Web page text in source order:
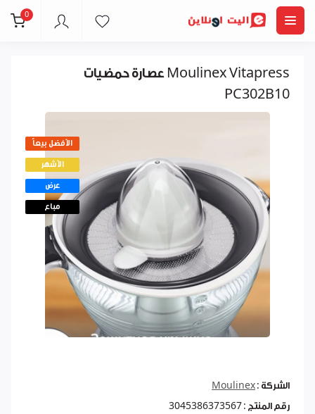
0
عصارة حمضيات Moulinex Vitapress
PC302B10
الأفضل بيعاً
الأشهر
عرض
مباع
الشركة : Moulinex
رقم المنتج : 3045386373567